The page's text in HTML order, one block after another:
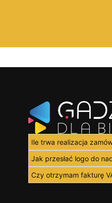
Ile trwa realizacja
Jak przesłać logo do
Czy otrzymam fakturę